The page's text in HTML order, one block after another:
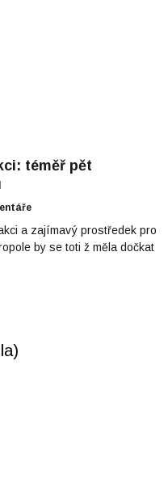
téměř pět
a zajímavý prostředek pro
by se toti ž měla dočkat